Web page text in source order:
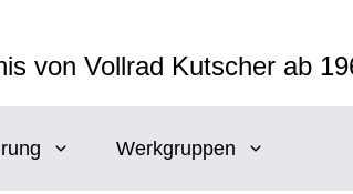
von Vollrad Kutscher ab
Werkgruppen